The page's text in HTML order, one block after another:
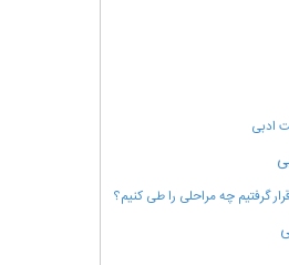
ادبی
گرفتیم چه مراحلی را طی کنیم؟